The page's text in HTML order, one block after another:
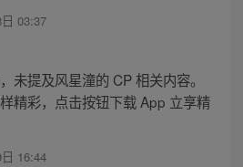
03:37
未提及风星潼的 CP 相关内容。
精彩，点击按钮下载 App 立享精
16:44